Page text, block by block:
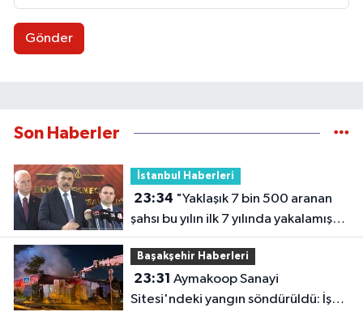
Gönder
Son Haberler
İstanbul Haberleri
23:34
şahsı bu yılın ilk 7 yılında yakalamış
durumdayız"
Başakşehir Haberleri
23:31
Sitesi'ndeki yangın söndürüldü: İş